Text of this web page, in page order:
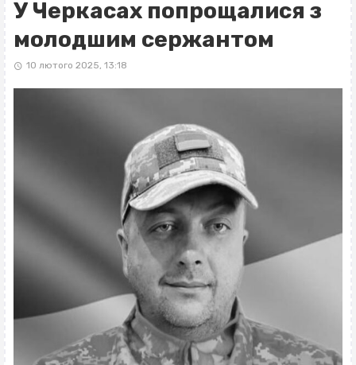
У Черкасах попрощалися з
молодшим сержантом
10 лютого 2025, 13:18